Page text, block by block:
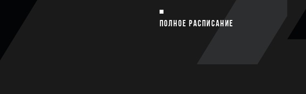
ПОЛНОЕ РАСПИСАНИЕ